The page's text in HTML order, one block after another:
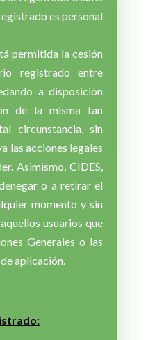
es personal
permitida la cesión
registrado entre
a disposición
de la misma tan
circunstancia, sin
las acciones legales
Asimismo, CIDES,
o a retirar el
momento y sin
usuarios que
Generales o las
aplicación.